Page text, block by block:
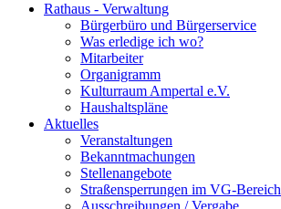
Rathaus - Verwaltung
Bürgerbüro und Bürgerservice
Was erledige ich wo?
Mitarbeiter
Organigramm
Kulturraum Ampertal e.V.
Haushaltspläne
Aktuelles
Veranstaltungen
Bekanntmachungen
Stellenangebote
Straßensperrungen im VG-Bereich
Ausschreibungen / Vergabe